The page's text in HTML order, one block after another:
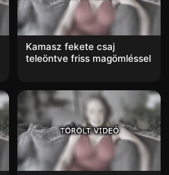
Kamasz fekete csaj
teleöntve friss magömléssel